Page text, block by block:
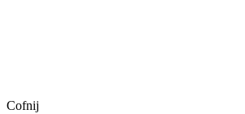
Cofnij